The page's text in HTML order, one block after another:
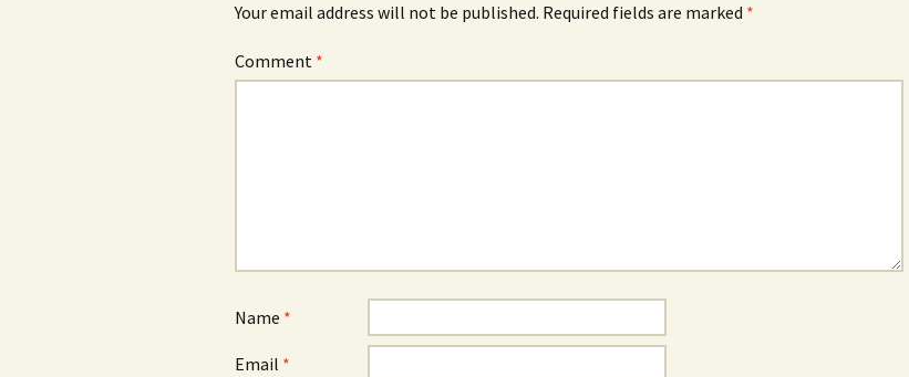
Your email address will not be published. Required fields are marked *
Comment *
Name *
Email *